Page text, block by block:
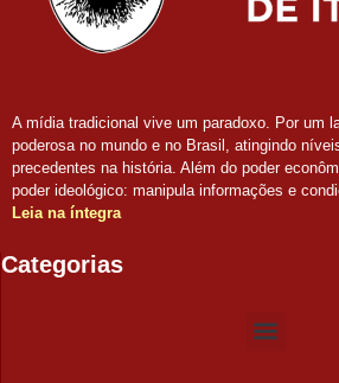
A mídia tradicional vive um paradoxo. Por um
poderosa no mundo e no Brasil, atingindo
precedentes na história. Além do poder
poder ideológico: manipula informações e
Leia na íntegra
Categorias